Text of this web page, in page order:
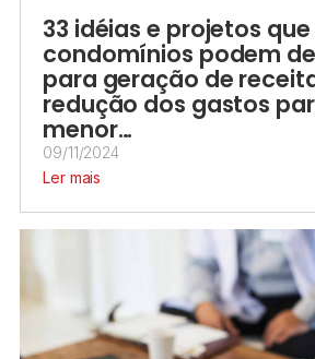
33 idéias e projetos que
condomínios podem
para geração de
redução dos gastos
menor…
09/11/2024
Ler mais